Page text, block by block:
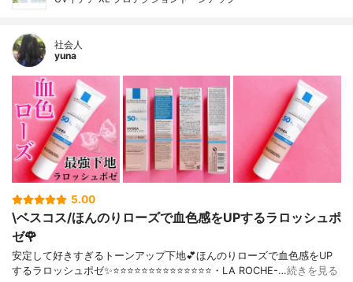
社会人
yuna
5.00
\ベスコス/ほんのりローズで血色感をUPするラロッシュポ
ゼ🌹
安定して好きすぎるトーンアップ下地💕ほんのりローズで血色感をUP
するラロッシュポゼ✨⭐️⭐️⭐️⭐️⭐️⭐️⭐️⭐️⭐️⭐️⭐️⭐️⭐️⭐️・LA ROCHE-…続きを見る